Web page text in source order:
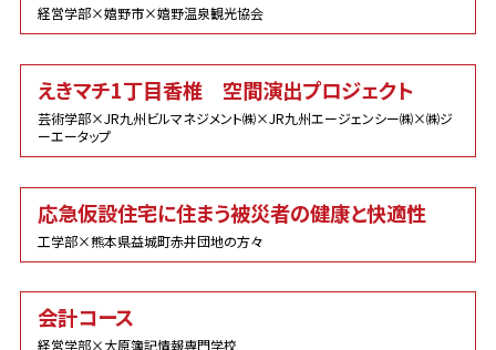
経営学部×嬉野市×嬉野温泉観光協会
えきマチ1丁目香椎 空間演出プロジェクト
芸術学部×JR九州ビルマネジメント㈱×JR九州エージェンシー㈱×㈱ジ
ーエータップ
応急仮設住宅に住まう被災者の健康と快適性
工学部×熊本県益城町赤井団地の方々
会計コース
経営学部×大原簿記情報専門学校